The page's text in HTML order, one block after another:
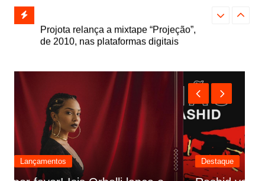
e abre
autoral,
de 2010, nas plataformas digitais
Farofa
Destaque Lançamentos